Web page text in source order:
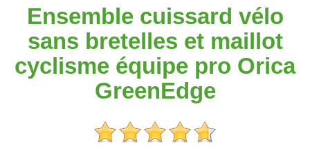
Ensemble cuissard vélo
sans bretelles et maillot
cyclisme équipe pro Orica
GreenEdge